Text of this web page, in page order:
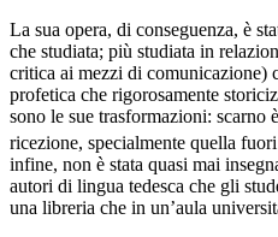
La sua opera, di conseguenza, è
che studiata; più studiata in
critica ai mezzi di comunicazione)
profetica che rigorosamente
sono le sue trasformazioni: scarno
ricezione, specialmente quella
infine, non è stata quasi mai
autori di lingua tedesca che gli
una libreria che in un’aula